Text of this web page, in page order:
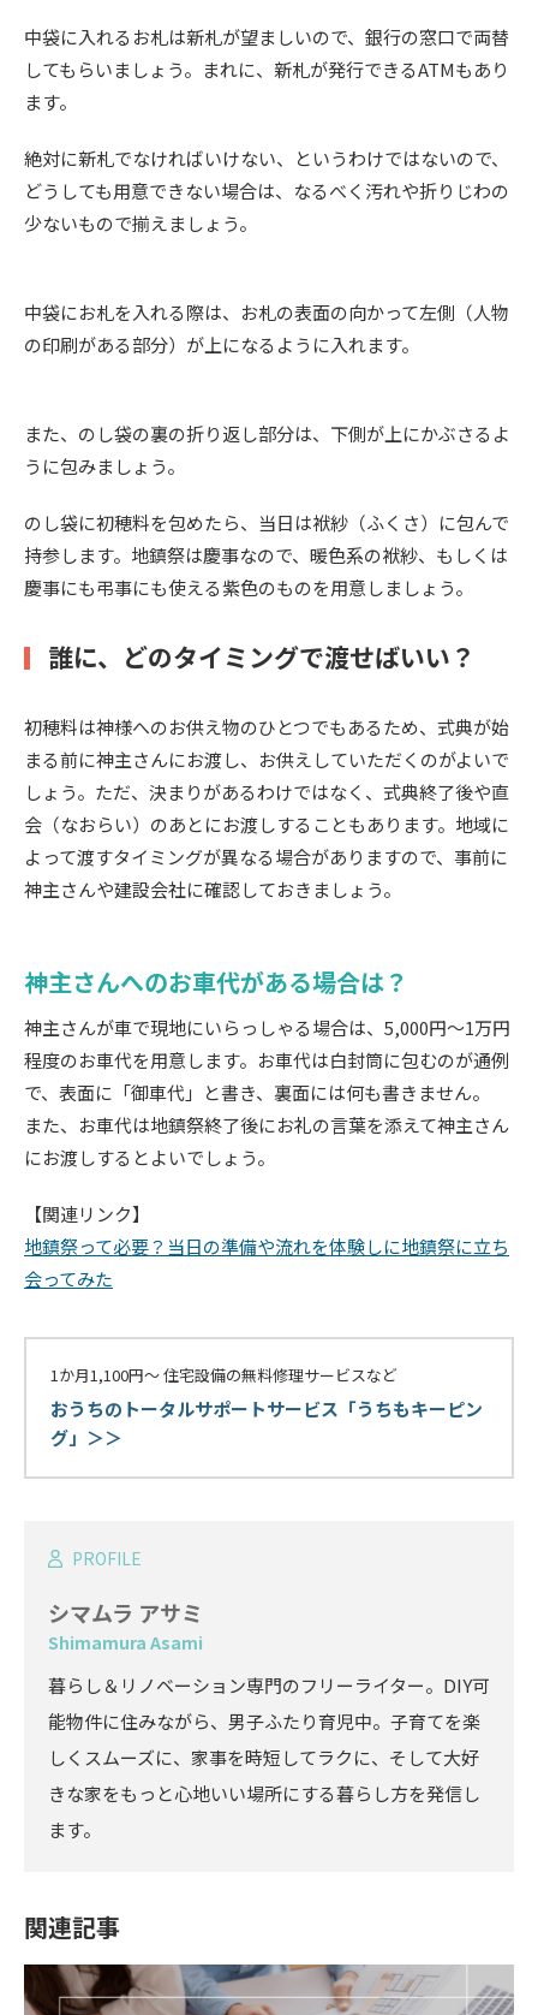
中袋に入れるお札は新札が望ましいので、銀行の窓口で両替
してもらいましょう。まれに、新札が発行できるATMもあり
ます。
絶対に新札でなければいけない、というわけではないので、
どうしても用意できない場合は、なるべく汚れや折りじわの
少ないもので揃えましょう。
中袋にお札を入れる際は、お札の表面の向かって左側（人物
の印刷がある部分）が上になるように入れます。
また、のし袋の裏の折り返し部分は、下側が上にかぶさるよ
うに包みましょう。
のし袋に初穂料を包めたら、当日は袱紗（ふくさ）に包んで
持参します。地鎮祭は慶事なので、暖色系の袱紗、もしくは
慶事にも弔事にも使える紫色のものを用意しましょう。
誰に、どのタイミングで渡せばいい？
初穂料は神様へのお供え物のひとつでもあるため、式典が始
まる前に神主さんにお渡し、お供えしていただくのがよいで
しょう。ただ、決まりがあるわけではなく、式典終了後や直
会（なおらい）のあとにお渡しすることもあります。地域に
よって渡すタイミングが異なる場合がありますので、事前に
神主さんや建設会社に確認しておきましょう。
神主さんへのお車代がある場合は？
神主さんが車で現地にいらっしゃる場合は、5,000円～1万円
程度のお車代を用意します。お車代は白封筒に包むのが通例
で、表面に「御車代」と書き、裏面には何も書きません。
また、お車代は地鎮祭終了後にお礼の言葉を添えて神主さん
にお渡しするとよいでしょう。
【関連リンク】
地鎮祭って必要？当日の準備や流れを体験しに地鎮祭に立ち
会ってみた
1か月1,100円〜 住宅設備の無料修理サービスなど
おうちのトータルサポートサービス「うちもキーピン
グ」＞＞
PROFILE
シマムラ アサミ
Shimamura Asami
暮らし＆リノベーション専門のフリーライター。DIY可
能物件に住みながら、男子ふたり育児中。子育てを楽
しくスムーズに、家事を時短してラクに、そして大好
きな家をもっと心地いい場所にする暮らし方を発信し
ます。
関連記事